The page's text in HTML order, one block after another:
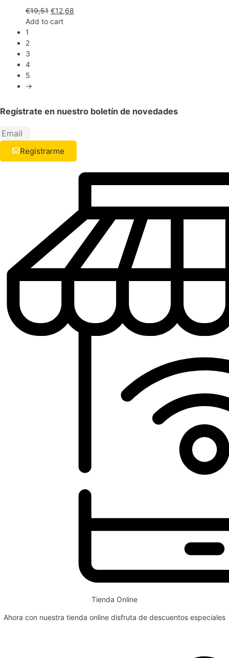
€19,51 €12,68
Add to cart
1
2
3
4
5
→
Regístrate en nuestro boletín de novedades
Registrarme
Tienda Online
Ahora con nuestra tienda online disfruta de descuentos especiales